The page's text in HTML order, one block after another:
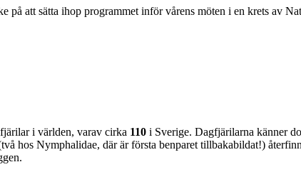
att sätta ihop programmet inför vårens möten i en krets av
i världen, varav cirka 110 i Sverige. Dagfjärilarna känner
hos Nymphalidae, där är första benparet tillbakabildat!)